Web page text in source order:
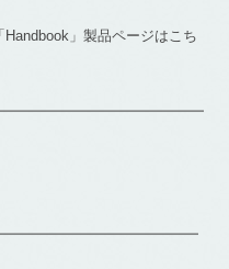
」製品ページはこち